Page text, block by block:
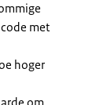
met
hoger